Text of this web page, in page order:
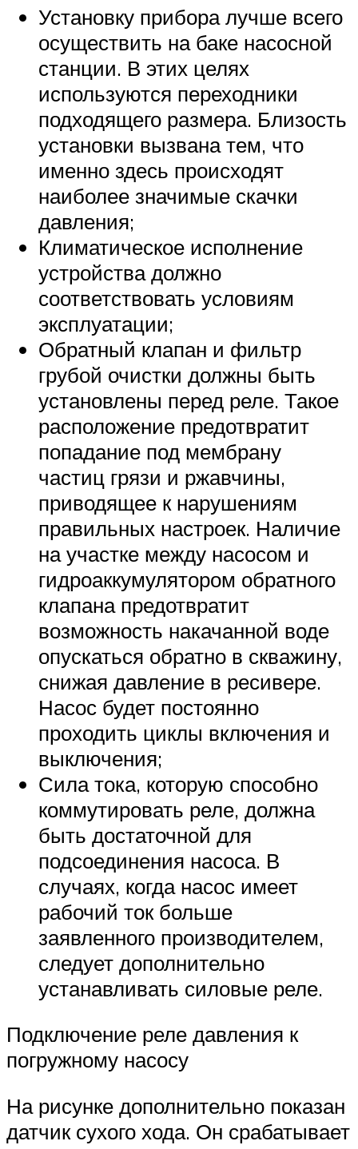
Установку прибора лучше всего
осуществить на баке насосной
станции. В этих целях
используются переходники
подходящего размера. Близость
установки вызвана тем, что
именно здесь происходят
наиболее значимые скачки
давления;
Климатическое исполнение
устройства должно
соответствовать условиям
эксплуатации;
Обратный клапан и фильтр
грубой очистки должны быть
установлены перед реле. Такое
расположение предотвратит
попадание под мембрану
частиц грязи и ржавчины,
приводящее к нарушениям
правильных настроек. Наличие
на участке между насосом и
гидроаккумулятором обратного
клапана предотвратит
возможность накачанной воде
опускаться обратно в скважину,
снижая давление в ресивере.
Насос будет постоянно
проходить циклы включения и
выключения;
Сила тока, которую способно
коммутировать реле, должна
быть достаточной для
подсоединения насоса. В
случаях, когда насос имеет
рабочий ток больше
заявленного производителем,
следует дополнительно
устанавливать силовые реле.
Подключение реле давления к
погружному насосу
На рисунке дополнительно показан
датчик сухого хода. Он срабатывает